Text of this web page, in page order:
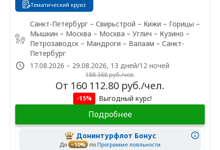
Тематический круиз
Санкт-Петербург – Свирьстрой – Кижи – Горицы –
Мышкин – Москва – Москва – Углич – Кузино –
Петрозаводск – Мандроги – Валаам – Санкт-
Петербург
17.08.2026 – 29.08.2026, 13 дней/12 ночей
188 368 руб./чел.
От 160 112.80 руб./чел.
-15% Выгодный курс!
Подробнее
Донинтурфлот Бонус
До –10% по Программе лояльности